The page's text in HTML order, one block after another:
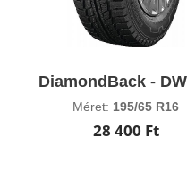
DiamondBack -
Méret: 195/65 R16
28 400 Ft